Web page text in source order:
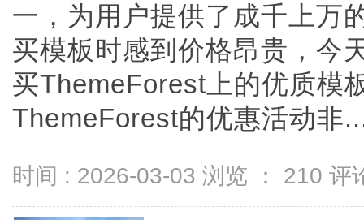
一，为用户提供了成千上万
买模板时感到价格昂贵，今
买ThemeForest上的优质模
ThemeForest的优惠活动非
时间 : 2026-03-03 浏览 ： 210 评